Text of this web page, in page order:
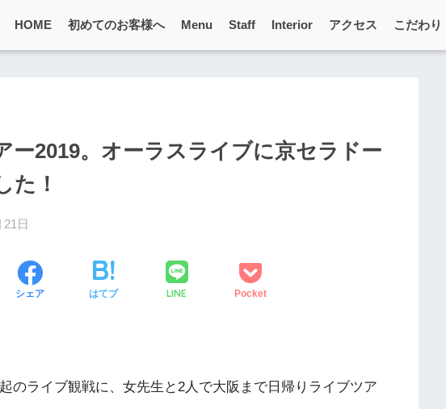
HOME 初めてのお客様へ Menu Staff Interior アクセス こだわり
ー2019。オーラスライブに京セラドー
た！
日
シェア はてブ LINE Pocket
のライブ観戦に、女先生と2人で大阪まで日帰りライブツア